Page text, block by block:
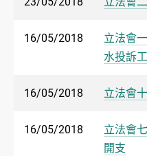
16/05/2018
立法會
水投訴
16/05/2018 立法會
16/05/2018
立法會
開支